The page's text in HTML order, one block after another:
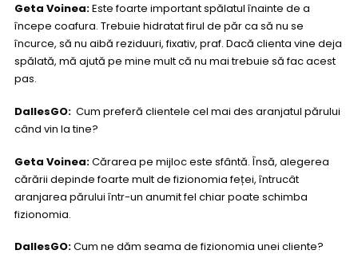
Geta Voinea:Este foarte important spălatul înainte de a
începe coafura. Trebuie hidratat firul de păr ca să nu se
încurce, să nu aibă reziduuri, fixativ, praf. Dacă clienta vine deja
spălată, mă ajută pe mine mult că nu mai trebuie să fac acest
pas.
DallesGO: Cum preferă clientele cel mai des aranjatul părului
când vin la tine?
Geta Voinea:Cărarea pe mijloc este sfântă. Însă, alegerea
cărării depinde foarte mult de fizionomia feței, întrucât
aranjarea părului într-un anumit fel chiar poate schimba
fizionomia.
DallesGO:Cum ne dăm seama de fizionomia unei cliente?